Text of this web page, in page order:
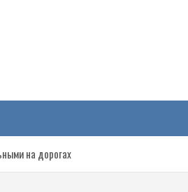
на дорогах